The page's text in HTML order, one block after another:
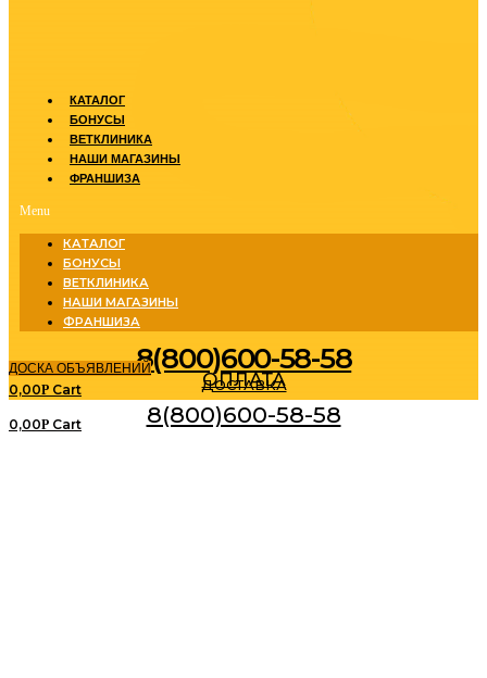
КАТАЛОГ
БОНУСЫ
ВЕТКЛИНИКА
НАШИ МАГАЗИНЫ
ФРАНШИЗА
Menu
КАТАЛОГ
БОНУСЫ
ВЕТКЛИНИКА
НАШИ МАГАЗИНЫ
ФРАНШИЗА
8(800)600-58-58
ДОСКА ОБЪЯВЛЕНИЙ
ДОСТАВКА
ОПЛАТА
0,00Р Cart
8(800)600-58-58
0,00Р Cart